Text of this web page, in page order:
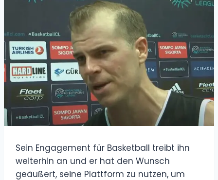
Sein Engagement für Basketball treibt ihn
weiterhin an und er hat den Wunsch
geäußert, seine Plattform zu nutzen, um